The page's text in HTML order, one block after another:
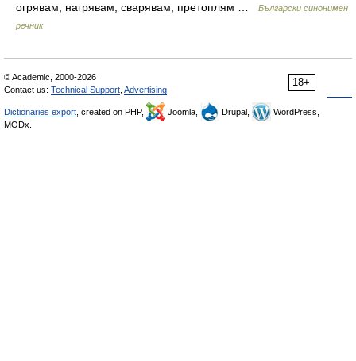
огрявам, нагрявам, сварявам, претоплям …
Български синонимен
речник
18+
© Academic, 2000-2026
Contact us: Technical Support Advertising
Dictionaries export , created on PHP, Joomla, Drupal,
WordPress,
MODx.